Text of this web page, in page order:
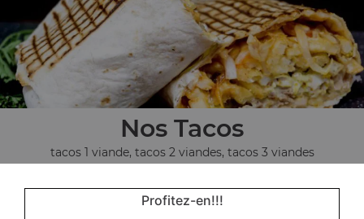
Nos Tacos
tacos 1 viande, tacos 2 viandes, tacos 3 viandes
+
Profitez-en!!!